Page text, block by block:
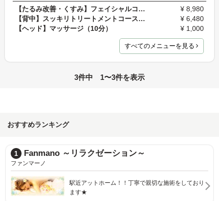
【たるみ改善・くすみ】フェイシャルコース（90分）
¥ 8,980
【背中】スッキリトリートメントコース（60分）
¥ 6,480
【ヘッド】マッサージ（10分）
¥ 1,000
すべてのメニューを見る
3件中 1〜3件を表示
おすすめランキング
1 Fanmano ～リラクゼーション～
ファンマーノ
駅近アットホーム！！丁寧で親切な施術をしており
ます★